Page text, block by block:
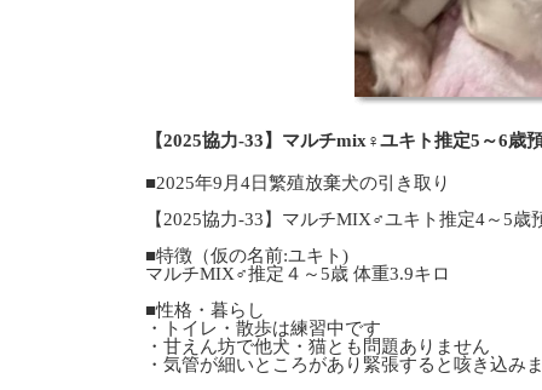
【2025協力-33】マルチmix♀ユキト推定5～6歳
■2025年9月4日繁殖放棄犬の引き取り
【2025協力-33】マルチMIX♂ユキト推定4～5歳
■特徴（仮の名前:ユキト)
マルチMIX♂推定４～5歳 体重3.9キロ
■性格・暮らし
・トイレ・散歩は練習中です
・甘えん坊で他犬・猫とも問題ありません
・気管が細いところがあり緊張すると咳き込